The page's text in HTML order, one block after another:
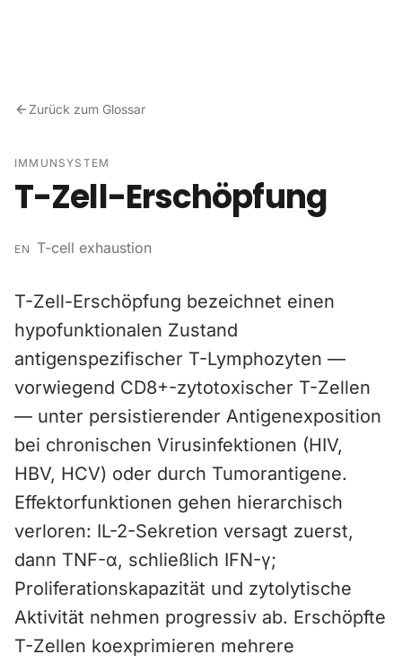
Zurück zum Glossar
IMMUNSYSTEM
T-Zell-Erschöpfung
EN T-cell exhaustion
T-Zell-Erschöpfung bezeichnet einen
hypofunktionalen Zustand
antigenspezifischer T-Lymphozyten —
vorwiegend CD8+-zytotoxischer T-Zellen
— unter persistierender Antigenexposition
bei chronischen Virusinfektionen (HIV,
HBV, HCV) oder durch Tumorantigene.
Effektorfunktionen gehen hierarchisch
verloren: IL-2-Sekretion versagt zuerst,
dann TNF-α, schließlich IFN-γ;
Proliferationskapazität und zytolytische
Aktivität nehmen progressiv ab. Erschöpfte
T-Zellen koexprimieren mehrere